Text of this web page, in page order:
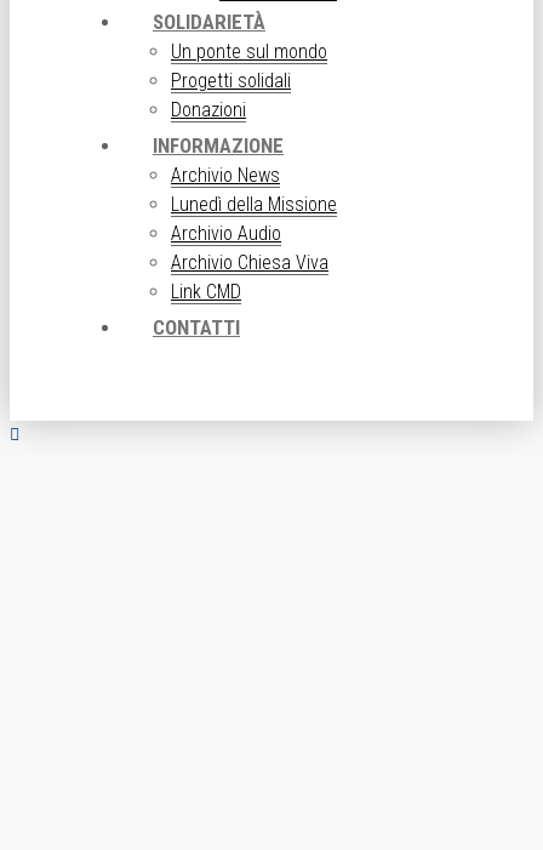
SOLIDARIETÀ
Un ponte sul mondo
Progetti solidali
Donazioni
INFORMAZIONE
Archivio News
Lunedì della Missione
Archivio Audio
Archivio Chiesa Viva
Link CMD
CONTATTI